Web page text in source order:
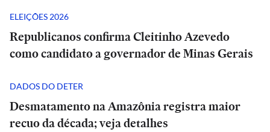
ELEIÇÕES 2026
Republicanos confirma Cleitinho Azevedo
como candidato a governador de Minas Gerais
DADOS DO DETER
Desmatamento na Amazônia registra maior
recuo da década; veja detalhes